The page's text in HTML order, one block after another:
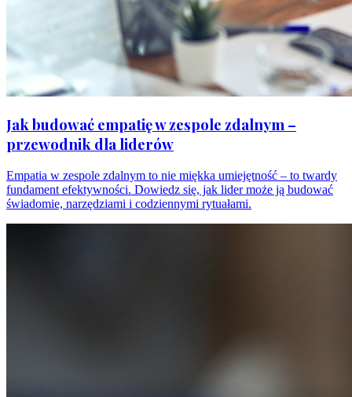
Jak budować empatię w zespole zdalnym –
przewodnik dla liderów
Empatia w zespole zdalnym to nie miękka umiejętność – to twardy
fundament efektywności. Dowiedz się, jak lider może ją budować
świadomie, narzędziami i codziennymi rytuałami.